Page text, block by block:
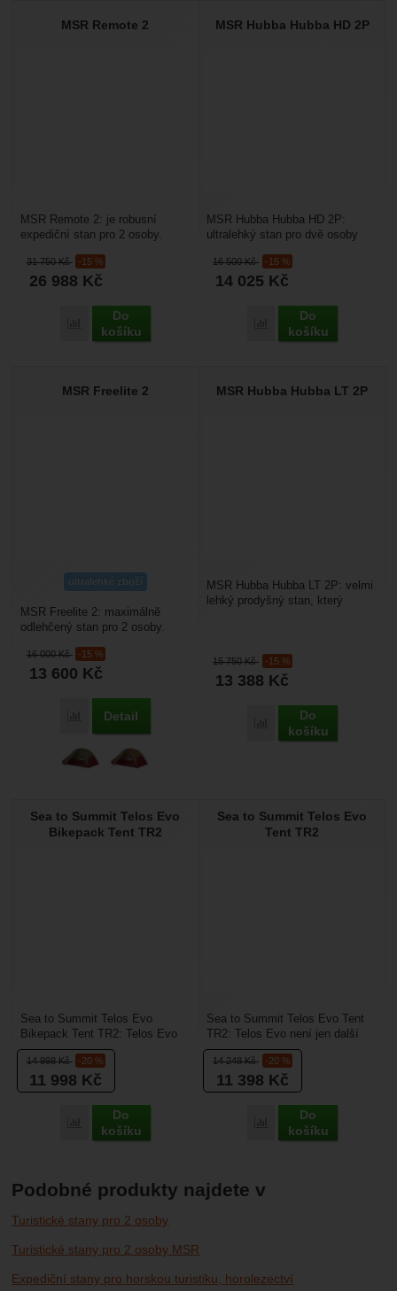
MSR Remote 2
31 750Kč -15 %
26 988 Kč
Porovnat
Do
košíku
MSR Remote 2: je robusní
expediční stan pro 2 osoby.
vyroben z vysoce kvalitních...
MSR Hubba Hubba HD 2P
16 500Kč -15 %
14 025 Kč
Porovnat
Do
košíku
MSR Hubba Hubba HD 2P:
ultralehký stan pro dvě osoby
kempování. Je vyroben z
materiálů,...
MSR Freelite 2
ultralehké zboží
16 000Kč -15 %
13 600 Kč
Porovnat
Detail
MSR Freelite 2: maximálně
odlehčený stan pro 2 osoby.
jako jsou pečlivě...
MSR Hubba Hubba LT 2P
15 750Kč -15 %
13 388 Kč
Porovnat
Do
košíku
MSR Hubba Hubba LT 2P: velmi
lehký prodyšný stan, který
Sea to Summit Telos Evo
Bikepack Tent TR2
14 998Kč -20 %
11 998 Kč
Porovnat
Do
košíku
Sea to Summit Telos Evo
Bikepack Tent TR2: Telos Evo
Bikepack je technologickou
odpovědí na otázku, jak...
Sea to Summit Telos Evo
Tent TR2
14 248Kč -20 %
11 398 Kč
Porovnat
Do
košíku
Sea to Summit Telos Evo Tent
TR2: Telos Evo není jen další
lehký stan – je to inženýrské
dílo, které...
Podobné produkty najdete v
Turistické stany pro 2 osoby
Turistické stany pro 2 osoby MSR
Expediční stany pro horskou turistiku, horolezectví